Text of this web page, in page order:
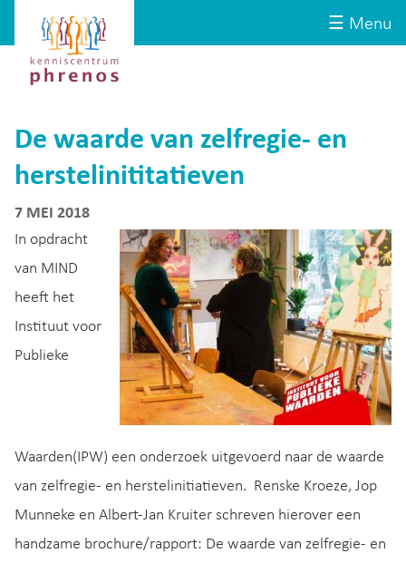
☰ Menu
Kenniscentrum
Phrenos
website
De waarde van zelfregie- en
herstelinititatieven
7 MEI 2018
In opdracht
van MIND
heeft het
Instituut voor
Publieke
Waarden(IPW) een onderzoek uitgevoerd naar de waarde
van zelfregie- en herstelinitiatieven. Renske Kroeze, Jop
Munneke en Albert-Jan Kruiter schreven hierover een
handzame brochure/rapport: De waarde van zelfregie- en